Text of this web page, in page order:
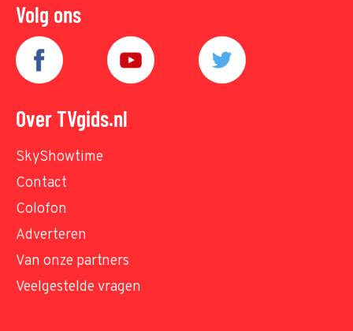
Volg ons
Over TVgids.nl
SkyShowtime
Contact
Colofon
Adverteren
Van onze partners
Veelgestelde vragen